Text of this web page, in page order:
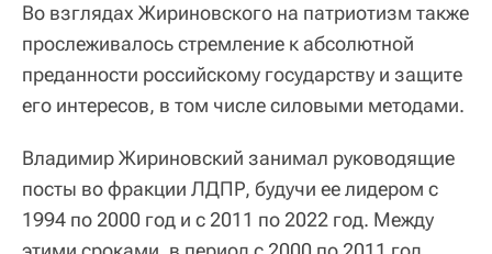
Во взглядах Жириновского на патриотизм также
прослеживалось стремление к абсолютной
преданности российскому государству и защите
его интересов, в том числе силовыми методами.
Владимир Жириновский занимал руководящие
посты во фракции ЛДПР, будучи ее лидером с
1994 по 2000 год и с 2011 по 2022 год. Между